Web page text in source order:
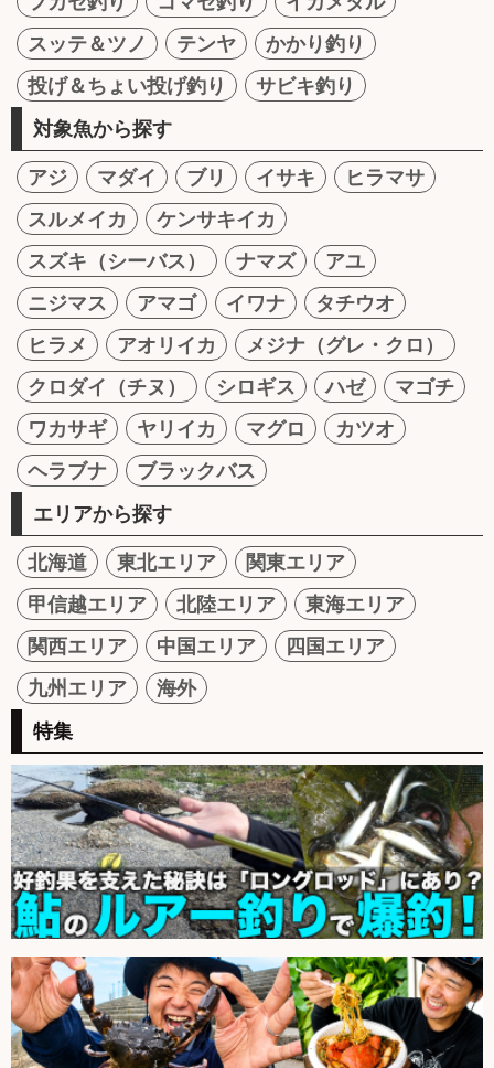
スッテ＆ツノ
テンヤ
かかり釣り
投げ＆ちょい投げ釣り
サビキ釣り
対象魚から探す
アジ マダイ ブリ イサキ
ヒラマサ
スルメイカ
ケンサキイカ
スズキ（シーバス）
ナマズ
アユ
ニジマス
アマゴ イワナ
タチウオ
ヒラメ
アオリイカ
メジナ（グレ・クロ）
クロダイ（チヌ）
シロギス ハゼ
マゴチ
ワカサギ
ヤリイカ マグロ
カツオ
ヘラブナ
ブラックバス
エリアから探す
北海道 東北エリア
関東エリア
甲信越エリア
北陸エリア
東海エリア
関西エリア
中国エリア
四国エリア
九州エリア
海外
特集